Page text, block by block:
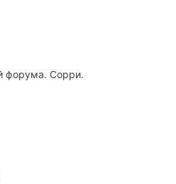
форума. Сорри.